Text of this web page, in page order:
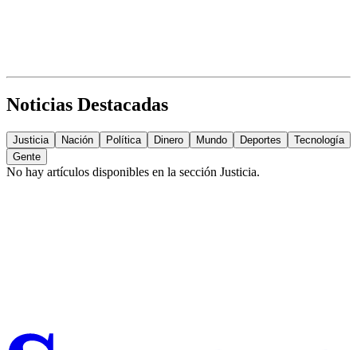
Noticias Destacadas
Justicia Nación Política Dinero Mundo Deportes
Tecnología
Gente
No hay artículos disponibles en la sección Justicia.